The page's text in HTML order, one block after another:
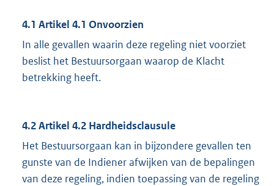
4.1 Artikel 4.1 Onvoorzien
In alle gevallen waarin deze regeling niet voorziet
beslist het Bestuursorgaan waarop de Klacht
betrekking heeft.
4.2 Artikel 4.2 Hardheidsclausule
Het Bestuursorgaan kan in bijzondere gevallen ten
gunste van de Indiener afwijken van de bepalingen
van deze regeling, indien toepassing van de regeling